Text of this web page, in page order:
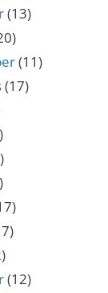
(13)
(11)
(17)
(12)